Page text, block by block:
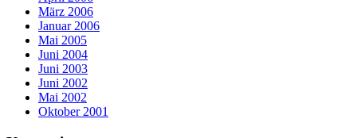
März 2006
Januar 2006
Mai 2005
Juni 2004
Juni 2003
Juni 2002
Mai 2002
Oktober 2001